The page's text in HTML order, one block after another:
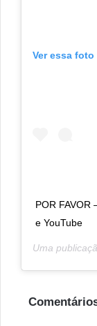
Ver essa
POR FAVOR
e YouTube
Uma